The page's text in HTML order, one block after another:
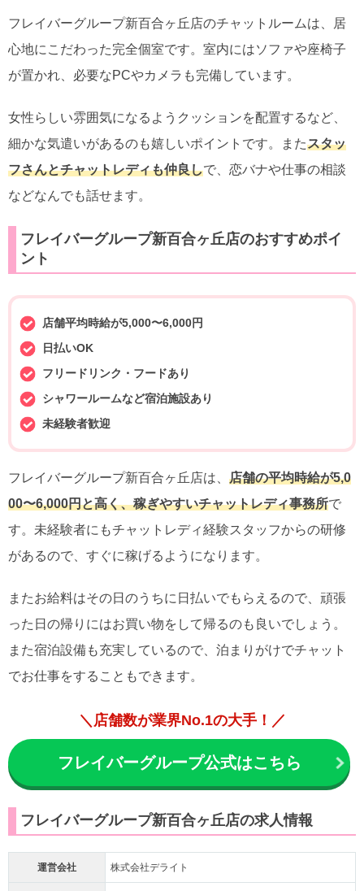
フレイバーグループ新百合ヶ丘店のチャットルームは、居
心地にこだわった完全個室です。室内にはソファや座椅子
が置かれ、必要なPCやカメラも完備しています。
女性らしい雰囲気になるようクッションを配置するなど、
細かな気遣いがあるのも嬉しいポイントです。またスタッ
フさんとチャットレディも仲良しで、恋バナや仕事の相談
などなんでも話せます。
フレイバーグループ新百合ヶ丘店のおすすめポイ
ント
店舗平均時給が5,000〜6,000円
日払いOK
フリードリンク・フードあり
シャワールームなど宿泊施設あり
未経験者歓迎
フレイバーグループ新百合ヶ丘店は、 店舗の平均時給が5,0
00〜6,000円と高く、稼ぎやすいチャットレディ事務所で
す。未経験者にもチャットレディ経験スタッフからの研修
があるので、すぐに稼げるようになります。
またお給料はその日のうちに日払いでもらえるので、頑張
った日の帰りにはお買い物をして帰るのも良いでしょう。
また宿泊設備も充実しているので、泊まりがけでチャット
でお仕事をすることもできます。
＼店舗数が業界No.1の大手！／
フレイバーグループ公式はこちら
フレイバーグループ新百合ヶ丘店の求人情報
運営会社 株式会社デライト